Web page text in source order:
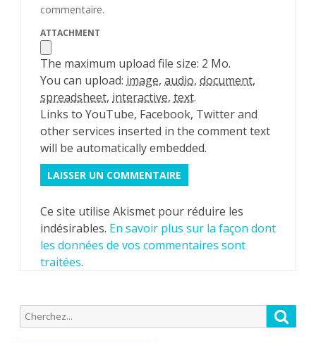
commentaire.
ATTACHMENT
The maximum upload file size: 2 Mo.
You can upload: image, audio, document,
spreadsheet, interactive, text.
Links to YouTube, Facebook, Twitter and
other services inserted in the comment text
will be automatically embedded.
Ce site utilise Akismet pour réduire les
indésirables. En savoir plus sur la façon dont
les données de vos commentaires sont
traitées.
Recherche
pour: